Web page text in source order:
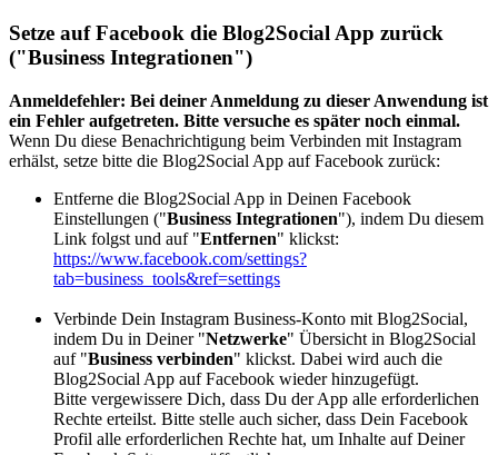
Setze auf Facebook die Blog2Social App zurück
("Business Integrationen")
Anmeldefehler: Bei deiner Anmeldung zu dieser Anwendung ist
ein Fehler aufgetreten. Bitte versuche es später noch einmal.
Wenn Du diese Benachrichtigung beim Verbinden mit Instagram
erhälst, setze bitte die Blog2Social App auf Facebook zurück:
Entferne die Blog2Social App in Deinen Facebook
Einstellungen ("Business Integrationen"), indem Du diesem
Link folgst und auf "Entfernen" klickst:
https://www.facebook.com/settings?
tab=business_tools&ref=settings
Verbinde Dein Instagram Business-Konto mit Blog2Social,
indem Du in Deiner "Netzwerke" Übersicht in Blog2Social
auf "Business verbinden" klickst. Dabei wird auch die
Blog2Social App auf Facebook wieder hinzugefügt.
Bitte vergewissere Dich, dass Du der App alle erforderlichen
Rechte erteilst. Bitte stelle auch sicher, dass Dein Facebook
Profil alle erforderlichen Rechte hat, um Inhalte auf Deiner